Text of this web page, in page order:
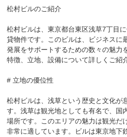
松村ビルのご紹介
松村ビルは、東京都台東区浅草7丁目
貸物件です。このビルは、ビジネスに
発展をサポートするための数々の魅力
特徴、立地、設備について詳しくご紹
# 立地の優位性
松村ビルは、浅草という歴史と文化が
す。浅草は観光地としても有名で、国
場所です。このエリアの魅力は観光だ
非常に適しています。ビルは東京地下